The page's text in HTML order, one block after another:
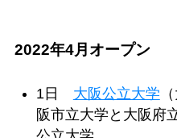
2022年4月オープン
1日 大阪公立大学
阪市立大学と大阪府